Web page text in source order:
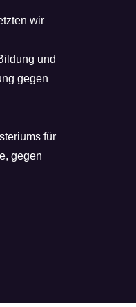
wir
und
gegen
für
gegen